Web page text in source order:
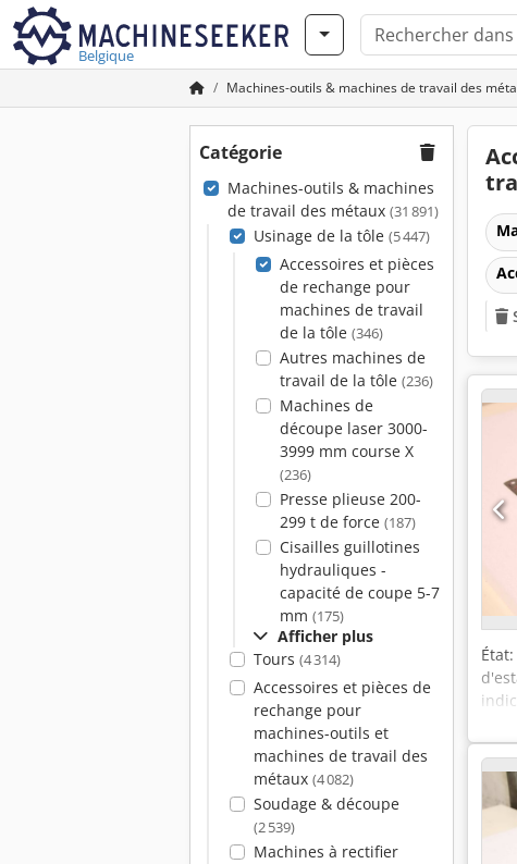
Belgique
Machines-outils & machines de travail des
Catégorie
Machines-outils & machines
de travail des métaux (31 891)
Usinage de la tôle (5 447)
Accessoires et pièces
de rechange pour
machines de travail
de la tôle (346)
Autres machines de
travail de la tôle (236)
Machines de
découpe laser 3000-
3999 mm course X
(236)
Presse plieuse 200-
299 t de force (187)
Cisailles guillotines
hydrauliques -
capacité de coupe 5-7
mm (175)
Afficher plus
Tours (4 314)
Accessoires et pièces de
rechange pour
machines-outils et
machines de travail des
métaux (4 082)
Soudage & découpe
(2 539)
Machines à rectifier
État: